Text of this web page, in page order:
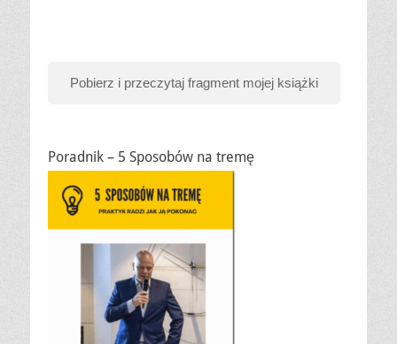
Pobierz i przeczytaj fragment mojej książki
Poradnik – 5 Sposobów na tremę